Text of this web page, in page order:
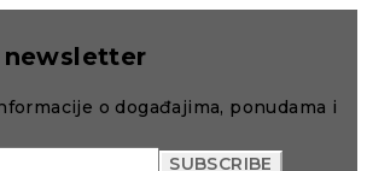
newsletter
o događajima, ponudama i